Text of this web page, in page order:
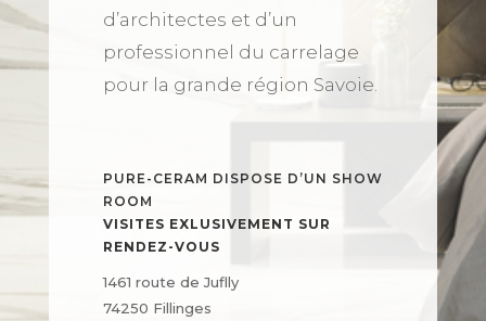
d’architectes et d’un
professionnel du carrelage
pour la grande région Savoie.
PURE-CERAM DISPOSE D’UN SHOW
ROOM
VISITES EXLUSIVEMENT SUR
RENDEZ-VOUS
1461 route de Juflly
74250 Fillinges